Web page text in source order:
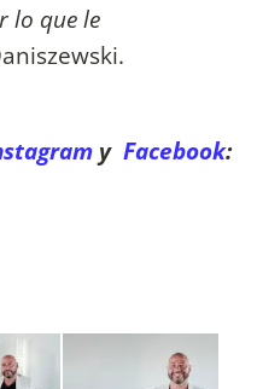
lo que le
y Facebook: